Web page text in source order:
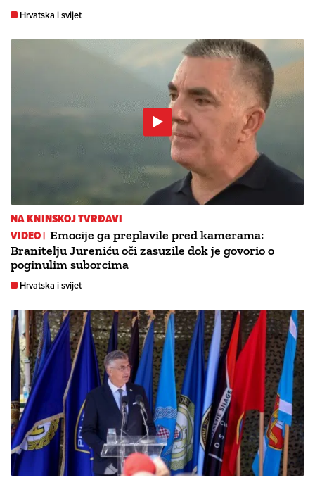
Hrvatska i svijet
NA KNINSKOJ TVRĐAVI
VIDEO | Emocije ga preplavile pred kamerama:
Branitelju Jureniću oči zasuzile dok je govorio o
poginulim suborcima
Hrvatska i svijet